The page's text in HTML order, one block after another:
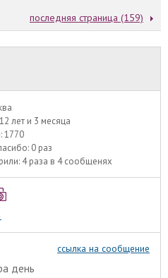
последняя страница (159)
12 лет и 3 месяца
1770
0 раз
4 раза в 4 сообщенях
ссылка на сообщение
день